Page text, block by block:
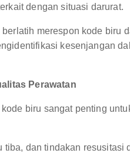
dengan situasi darurat.
merespon kode biru
kesenjangan
Perawatan
biru sangat penting
tiba, dan tindakan resusitasi